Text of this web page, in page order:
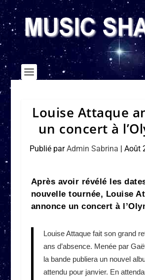
Louise Attaque
un concert à
Publié parAdmin Sabrina |Août
Après avoir révélé les
nouvelle tournée, Louise
annonce un concert à
Louise Attaque fait son grand
ans d’absence. Menée par
la bande publiera un nouvel
attendu pour janvier. En